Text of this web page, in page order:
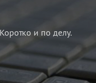
Коротко и по делу.